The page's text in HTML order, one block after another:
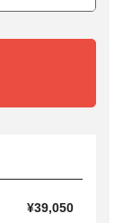
¥39,050